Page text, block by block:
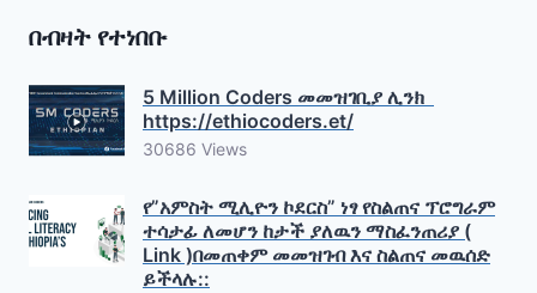
በብዛት የተነበቡ
5 Million Coders መመዝገቢያ ሊንክ
https://ethiocoders.et/
30686 Views
የ”አምስት ሚሊዮን ኮደርስ” ነፃ የስልጠና ፕሮግራም
ተሳታፊ ለመሆን ከታች ያለዉን ማስፈንጠሪያ (
Link )በመጠቀም መመዝገብ እና ስልጠና መዉሰድ
ይችላሉ::